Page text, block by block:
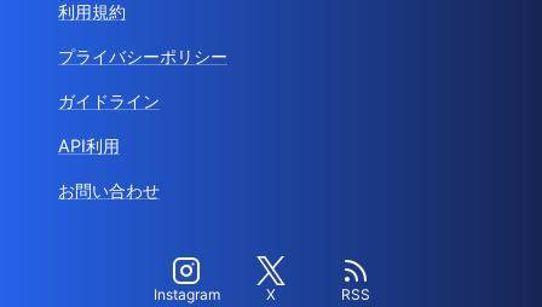
利用規約
プライバシーポリシー
ガイドライン
API利用
お問い合わせ
Instagram X RSS